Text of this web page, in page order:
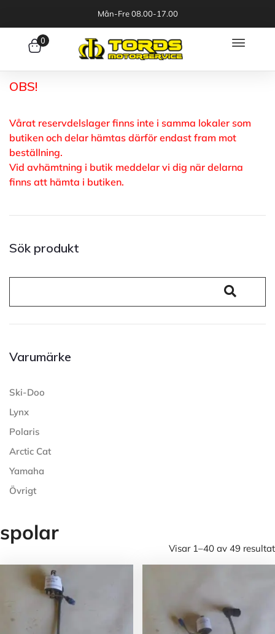
Mån-Fre 08.00-17.00
0
OBS!
Vårat reservdelslager finns inte i samma lokaler som
butiken och delar hämtas därför endast fram mot
beställning.
Vid avhämtning i butik meddelar vi dig när delarna
finns att hämta i butiken.
Sök produkt
Varumärke
Ski-Doo
Lynx
Polaris
Arctic Cat
Yamaha
Övrigt
spolar
Visar 1–40 av 49 resultat